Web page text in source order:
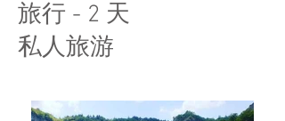
旅行 - 2 天
私人旅游